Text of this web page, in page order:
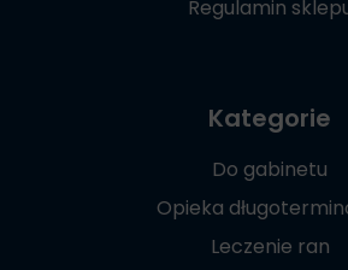
Regulamin
Kategorie
Do gabinetu
Opieka
Leczenie ran